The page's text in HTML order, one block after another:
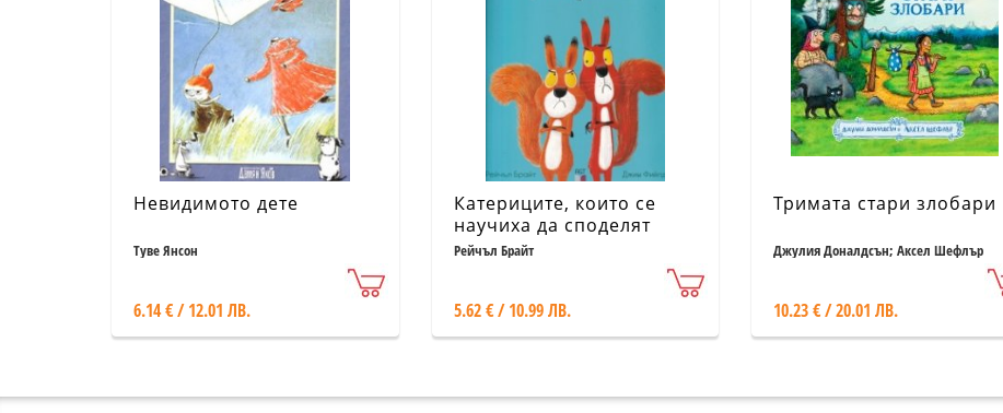
Невидимото дете
Туве Янсон
6.14 € / 12.01 ЛВ.
Катериците, които се
научиха да споделят
Рейчъл Брайт
5.62 € / 10.99 ЛВ.
Тримата стари злобари
Джулия Доналдсън; Аксел Шефлър
10.23 € / 20.01 ЛВ.